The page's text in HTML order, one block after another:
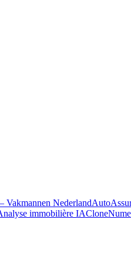
Vakmannen Nederland
immobilière IA